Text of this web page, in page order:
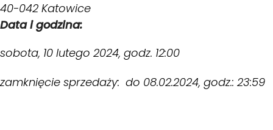
40-042 Katowice
Data i godzina:
sobota, 10 lutego 2024, godz. 12:00
zamknięcie sprzedaży: do 08.02.2024, godz.: 23:59